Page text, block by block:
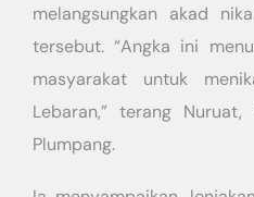
melangsungkan akad
tersebut. “Angka ini
masyarakat untuk
Lebaran,” terang Nuruat,
Plumpang.